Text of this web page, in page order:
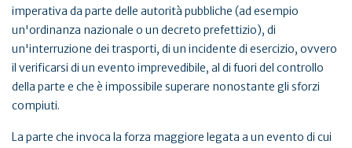
imperativa da parte delle autorità pubbliche (ad esempio
un'ordinanza nazionale o un decreto prefettizio), di
un'interruzione dei trasporti, di un incidente di esercizio, ovvero
il verificarsi di un evento imprevedibile, al di fuori del controllo
della parte e che è impossibile superare nonostante gli sforzi
compiuti.
La parte che invoca la forza maggiore legata a un evento di cui